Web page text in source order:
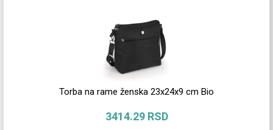
Torba na rame ženska 23x24x9 cm Bio
3414.29 RSD